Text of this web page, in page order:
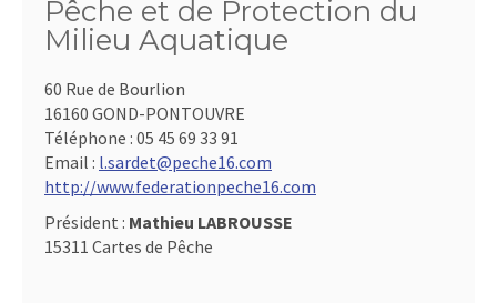
Pêche et de Protection du
Milieu Aquatique
60 Rue de Bourlion
16160 GOND-PONTOUVRE
Téléphone : 05 45 69 33 91
Email : l.sardet@peche16.com
http://www.federationpeche16.com
Président : Mathieu LABROUSSE
15311 Cartes de Pêche